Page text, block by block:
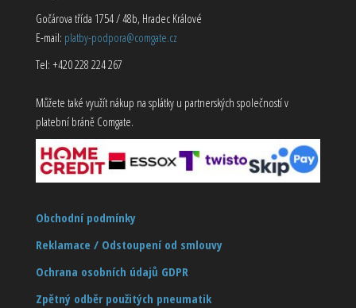
Gočárova třída 1754 / 48b, Hradec Králové
E-mail: platby-podpora@comgate.cz
Tel: +420 228 224 267
Můžete také využít nákup na splátky u partnerských společností v
platební bráně Comgate.
Obchodní podmínky
Reklamace / Odstoupení od smlouvy
Ochrana osobních údajů GDPR
Zpětný odběr použitých pneumatik